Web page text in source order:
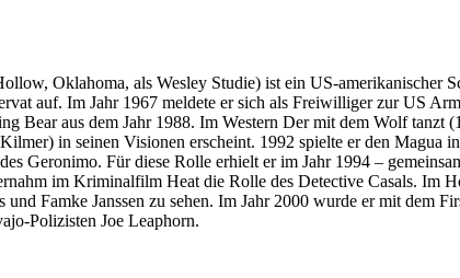
Oklahoma, als Wesley Studie) ist ein US-amerikanischer
auf. Im Jahr 1967 meldete er sich als Freiwilliger zur US
Bear aus dem Jahr 1988. Im Western Der mit dem Wolf
in seinen Visionen erscheint. 1992 spielte er den
Geronimo. Für diese Rolle erhielt er im Jahr 1994 –
im Kriminalfilm Heat die Rolle des Detective Casals.
Famke Janssen zu sehen. Im Jahr 2000 wurde er mit dem
Polizisten Joe Leaphorn.